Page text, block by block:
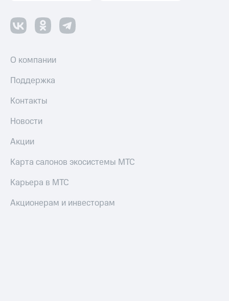
О компании
Поддержка
Контакты
Новости
Акции
Карта салонов экосистемы МТС
Карьера в МТС
Акционерам и инвесторам